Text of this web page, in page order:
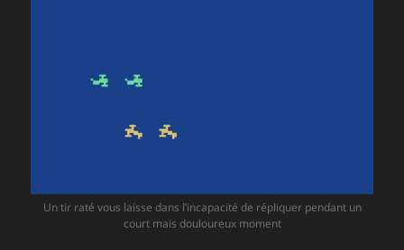
Un tir raté vous laisse dans l’incapacité de répliquer pendant un
court mais douloureux moment